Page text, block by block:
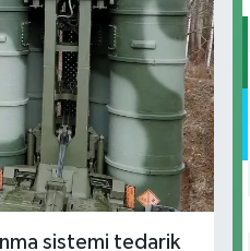
sistemi tedarik